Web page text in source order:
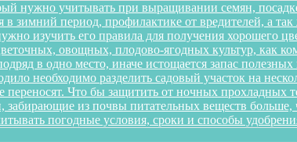
нужно учитывать при выращивании семян,
период, профилактике от вредителей, а так
изучить его правила для получения хорошего
овощных, плодово-ягодных культур, как
в одно место, иначе истощается запас
необходимо разделить садовый участок на
Что бы защитить от ночных прохладных
из почвы питательных веществ больше,
погодные условия, сроки и способы